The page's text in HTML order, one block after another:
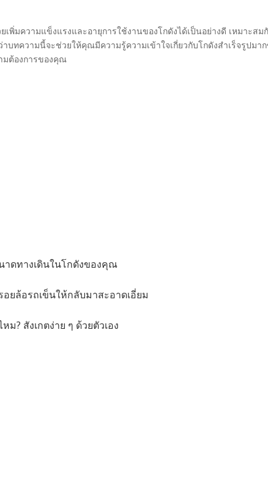
พิ่มความแข็งแรงและอายุการใช้งานของโกดังได้เป็นอย่างดี เหมาะสม
บทความนี้จะช่วยให้คุณมีความรู้ความเข้าใจเกี่ยวกับโกดังสำเร็จรูปมา
มต้องการของคุณ
าดทางเดินในโกดังของคุณ
ล้อรถเข็นให้กลับมาสะอาดเอี่ยม
? สังเกตง่าย ๆ ด้วยตัวเอง